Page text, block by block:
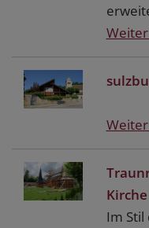
Kirche
Im